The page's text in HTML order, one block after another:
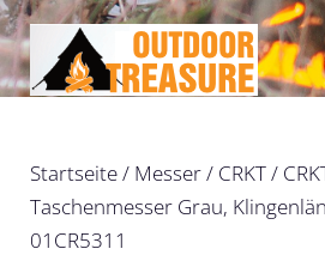
Zum
Inhalt
springen
Startseite/ Messer/ CRKT/
Taschenmesser Grau,
01CR5311